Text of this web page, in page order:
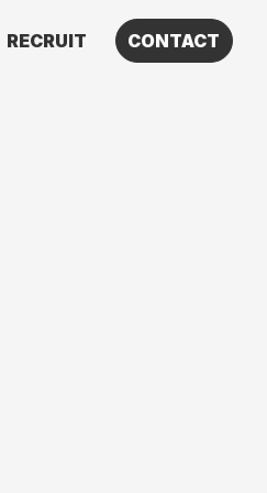
RECRUIT CONTACT